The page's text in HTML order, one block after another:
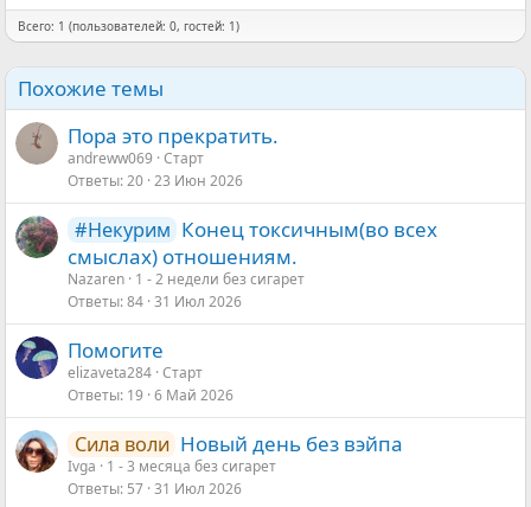
Всего: 1 (пользователей: 0, гостей: 1)
Похожие темы
Пора это прекратить.
andreww069 Старт
Ответы 20 23 Июн 2026
#Некурим Конец токсичным(во всех
смыслах) отношениям.
Nazaren 1 - 2 недели без сигарет
Ответы 84 31 Июл 2026
Помогите
elizaveta284 Старт
Ответы 19 6 Май 2026
Сила воли Новый день без вэйпа
Ivga
1 - 3 месяца без сигарет
Ответы 57 31 Июл 2026